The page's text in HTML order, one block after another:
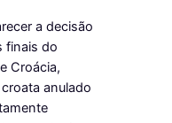
a decisão
finais do
Croácia,
anulado